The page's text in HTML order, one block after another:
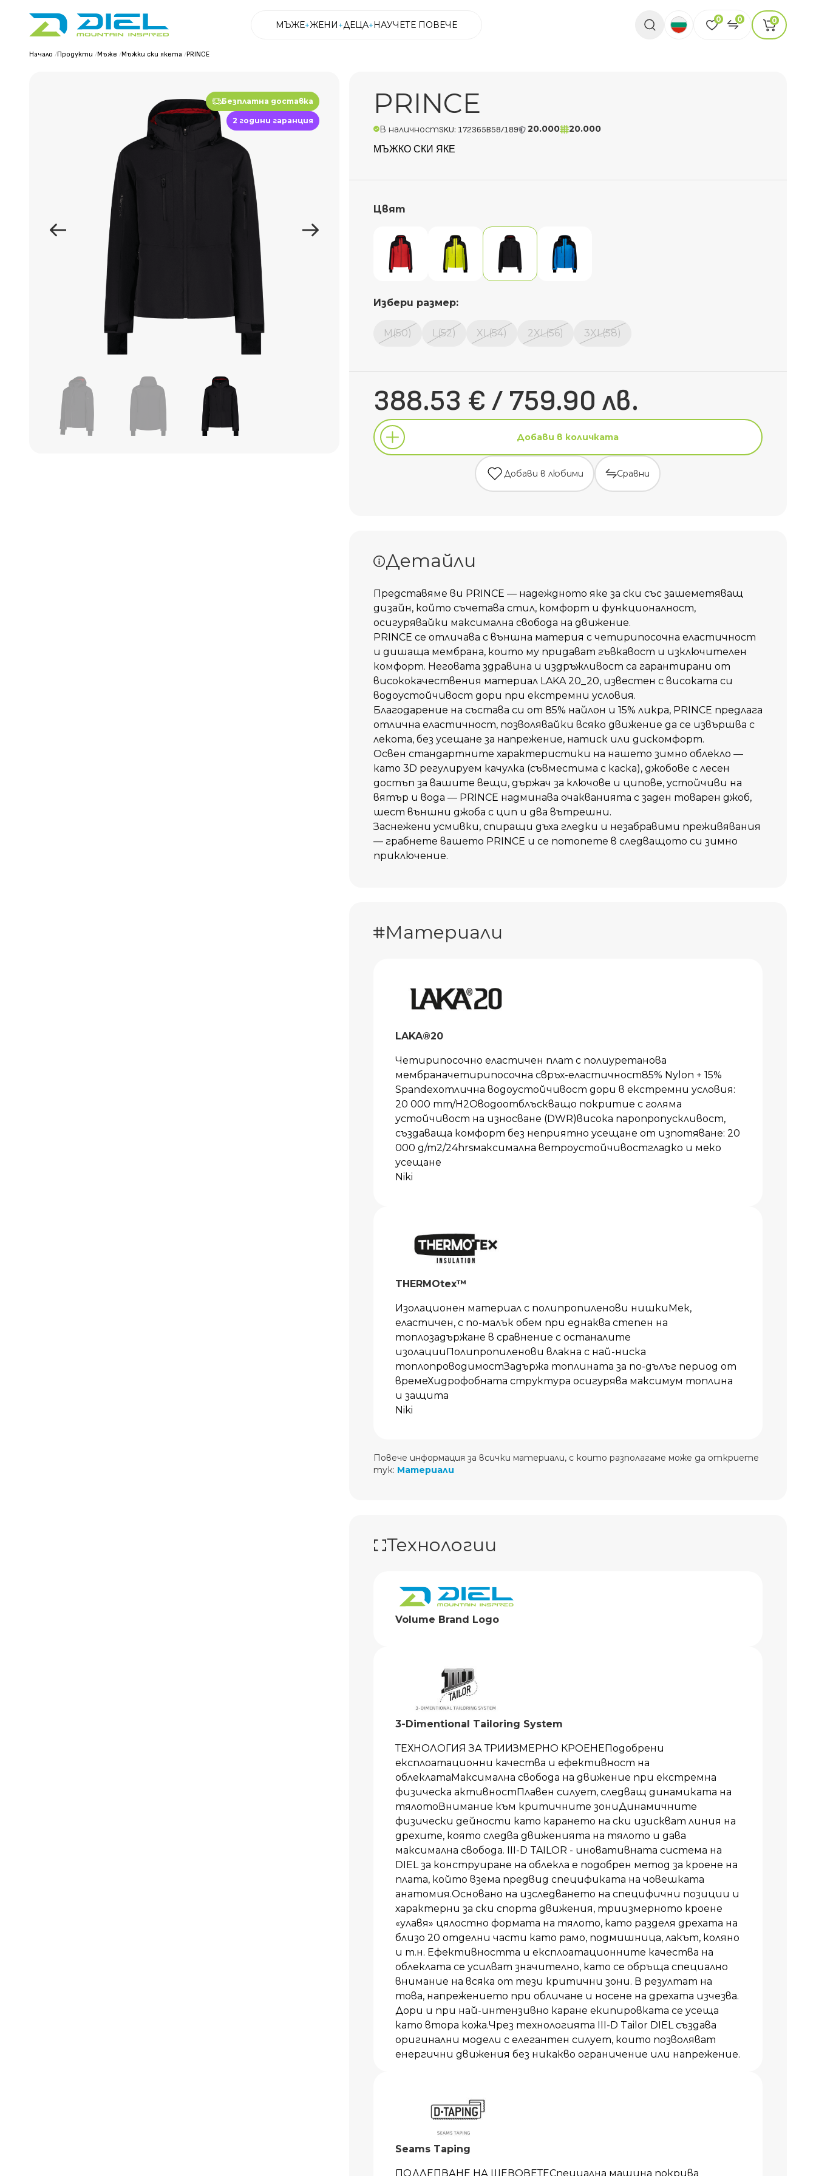
МЪЖЕ ЖЕНИ ДЕЦА НАУЧЕТЕ ПОВЕЧЕ
0 0 0
Начало /Продукти /Мъже /Мъжки ски якета /PRINCE
Безплатна доставка
2 години гаранция
PRINCE
В наличностSKU: 172365B58/189 20.000 20.000
МЪЖКО СКИ ЯКЕ
Цвят
Избери размер:
M(50) L(52) XL(54) 2XL(56) 3XL(58)
388.53 € / 759.90 лв.
Добави в количката
Добави в любими Сравни
Детайли
Представяме ви PRINCE — надеждното яке за ски със зашеметяващ
дизайн, който съчетава стил, комфорт и функционалност,
осигурявайки максимална свобода на движение.
PRINCE се отличава с външна материя с четирипосочна еластичност
и дишаща мембрана, които му придават гъвкавост и изключителен
комфорт. Неговата здравина и издръжливост са гарантирани от
висококачествения материал LAKA 20_20, известен с високата си
водоустойчивост дори при екстремни условия.
Благодарение на състава си от 85% найлон и 15% ликра, PRINCE предлага
отлична еластичност, позволявайки всяко движение да се извършва с
лекота, без усещане за напрежение, натиск или дискомфорт.
Освен стандартните характеристики на нашето зимно облекло —
като 3D регулируем качулка (съвместима с каска), джобове с лесен
достъп за вашите вещи, държач за ключове и ципове, устойчиви на
вятър и вода — PRINCE надминава очакванията с заден товарен джоб,
шест външни джоба с цип и два вътрешни.
Заснежени усмивки, спиращи дъха гледки и незабравими преживявания
— грабнете вашето PRINCE и се потопете в следващото си зимно
приключение.
Материали
LAKA®20
Четирипосочно еластичен плат с полиуретанова
мембраначетирипосочна свръх-еластичност85% Nylon + 15%
Spandexотлична водоустойчивост дори в екстремни условия:
20 000 mm/H2Oводоотблъскващо покритие с голяма
устойчивост на износване (DWR)висока паропропускливост,
създаваща комфорт без неприятно усещане от изпотяване: 20
000 g/m2/24hrsмаксимална ветроустойчивостгладко и меко
усещане
Niki
THERMOtex™
Изолационен материал с полипропиленови нишкиМек,
еластичен, с по-малък обем при еднаква степен на
топлозадържане в сравнение с останалите
изолацииПолипропиленови влакна с най-ниска
топлопроводимостЗадържа топлината за по-дълъг период от
времеХидрофобната структура осигурява максимум топлина
и защита
Niki
Повече информация за всички материали, с които разполагаме може да откриете
тук: Материали
Технологии
Volume Brand Logo
3-Dimentional Tailoring System
ТЕХНОЛОГИЯ ЗА ТРИИЗМЕРНО КРОЕНЕПодобрени
експлоатационни качества и ефективност на
облеклатаМаксимална свобода на движение при екстремна
физическа активностПлавен силует, следващ динамиката на
тялотоВнимание към критичните зониДинамичните
физически дейности като карането на ски изискват линия на
дрехите, която следва движенията на тялото и дава
максимална свобода. III-D TAILOR - иновативната система на
DIEL за конструиране на облекла е подобрен метод за кроене на
плата, който взема предвид спецификата на човешката
анатомия.Основано на изследването на специфични позиции и
характерни за ски спорта движения, триизмерното кроене
«улавя» цялостно формата на тялото, като разделя дрехата на
близо 20 отделни части като рамо, подмишница, лакът, коляно
и т.н. Ефективността и експлоатационните качества на
облеклата се усилват значително, като се обръща специално
внимание на всяка от тези критични зони. В резултат на
това, напрежението при обличане и носене на дрехата изчезва.
Дори и при най-интензивно каране екипировката се усеща
като втора кожа.Чрез технологията III-D Tailor DIEL създава
оригинални модели с елегантен силует, които позволяват
енергични движения без никакво ограничение или напрежение.
Seams Taping
ПОДЛЕПВАНЕ НА ШЕВОВЕТЕСпециална машина покрива